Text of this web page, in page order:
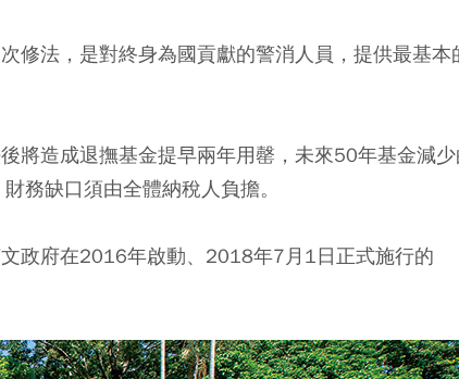
修法，是對終身為國貢獻的警消人員，提供最基本
將造成退撫基金提早兩年用罄，未來50年基金減
務缺口須由全體納稅人負擔。
政府在2016年啟動、2018年7月1日正式施行的